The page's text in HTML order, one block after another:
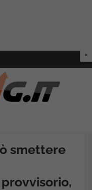
smettere